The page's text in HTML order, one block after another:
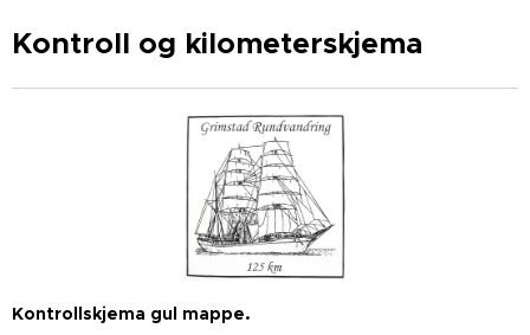
Kontroll og kilometerskjema
Kontrollskjema gul mappe.